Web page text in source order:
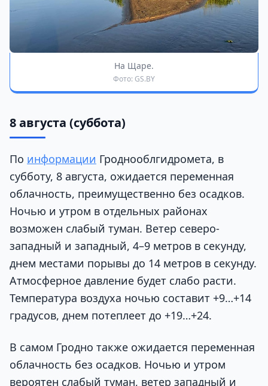
На Щаре.
Фото: GS.BY
8 августа (суббота)
По информации Гроднооблгидромета, в
субботу, 8 августа, ожидается переменная
облачность, преимущественно без осадков.
Ночью и утром в отдельных районах
возможен слабый туман. Ветер северо-
западный и западный, 4–9 метров в секунду,
днем местами порывы до 14 метров в секунду.
Атмосферное давление будет слабо расти.
Температура воздуха ночью составит +9…+14
градусов, днем потеплеет до +19…+24.
В самом Гродно также ожидается переменная
облачность без осадков. Ночью и утром
вероятен слабый туман, ветер западный и